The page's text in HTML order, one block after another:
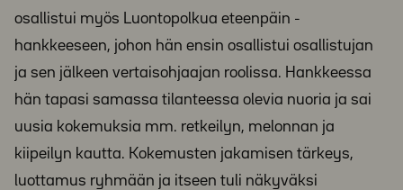
osallistui myös Luontopolkua eteenpäin -
hankkeeseen, johon hän ensin osallistui osallistujan
ja sen jälkeen vertaisohjaajan roolissa. Hankkeessa
hän tapasi samassa tilanteessa olevia nuoria ja sai
uusia kokemuksia mm. retkeilyn, melonnan ja
kiipeilyn kautta. Kokemusten jakamisen tärkeys,
luottamus ryhmään ja itseen tuli näkyväksi